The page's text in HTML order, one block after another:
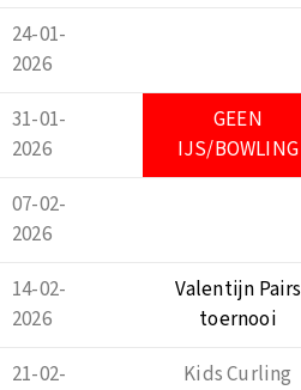
24-01-
2026
31-01-
2026
GEEN
IJS/BOWLING
07-02-
2026
14-02-
2026
Valentijn Pairs
toernooi
21-02-
Kids Curling